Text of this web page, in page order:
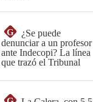
G
¿Se puede
denunciar a un profesor
ante Indecopi? La línea
que trazó el Tribunal